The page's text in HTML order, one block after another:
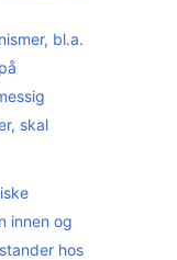
bl.a.
skal
innen og
hos